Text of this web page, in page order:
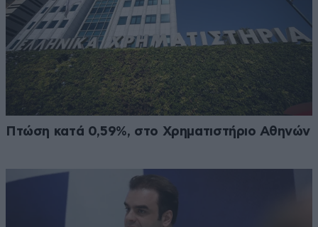
Πτώση κατά 0,59%, στο Χρηματιστήριο Αθηνών